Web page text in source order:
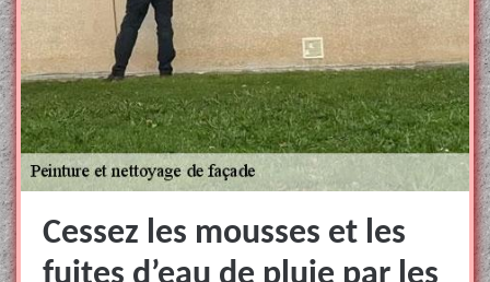
Cessez les mousses et les